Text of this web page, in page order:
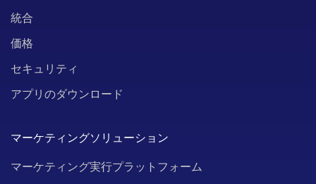
統合
価格
セキュリティ
アプリのダウンロード
マーケティングソリューション
マーケティング実行プラットフォーム